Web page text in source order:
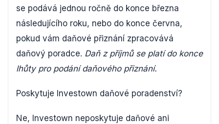
se podává jednou ročně do konce března
následujícího roku, nebo do konce června,
pokud vám daňové přiznání zpracovává
daňový poradce. Daň z příjmů se platí do konce
lhůty pro podání daňového přiznání.
Poskytuje Investown daňové poradenství?
Ne, Investown neposkytuje daňové ani